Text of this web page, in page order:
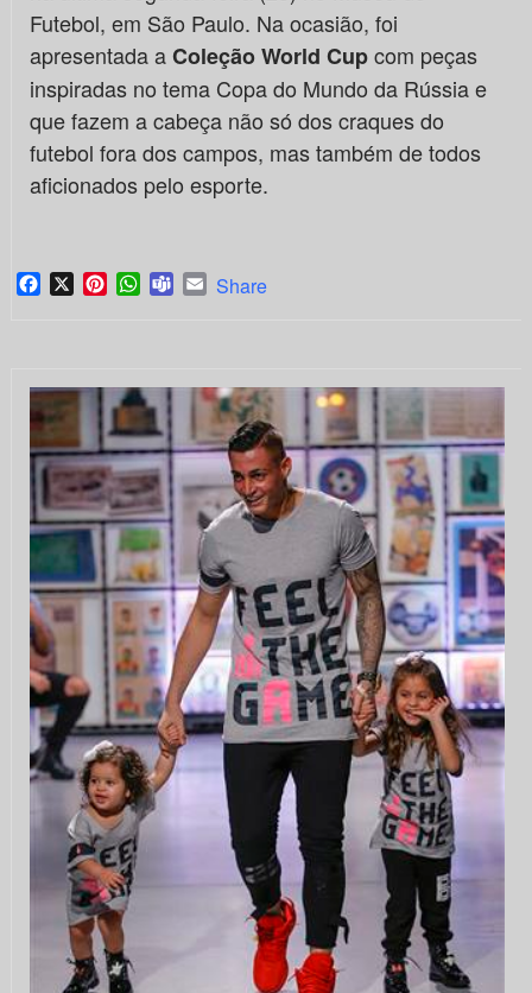
Futebol, em São Paulo. Na ocasião, foi
apresentada aColeção World Cupcom peças
inspiradas no tema Copa do Mundo da Rússia e
que fazem a cabeça não só dos craques do
futebol fora dos campos, mas também de todos
aficionados pelo esporte.
Facebook
X PinterestWhatsApp
TeamsEmail
Share